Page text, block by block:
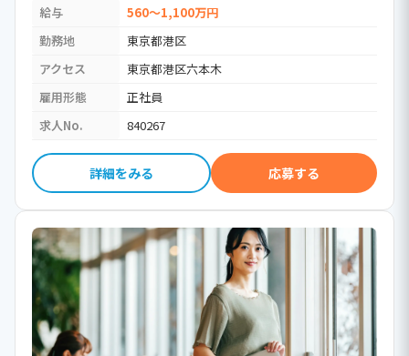
給与
560～1,100万円
勤務地
東京都港区
アクセス
東京都港区六本木
雇用形態
正社員
求人No.
840267
詳細をみる 応募する